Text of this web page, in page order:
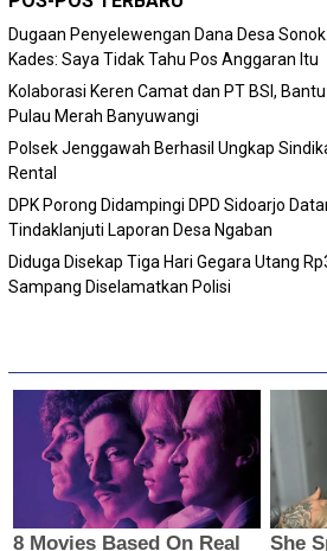
Dugaan Penyelewengan Dana Desa
Kades: Saya Tidak Tahu Pos Anggaran Itu
Kolaborasi Keren Camat dan PT BSI,
Pulau Merah Banyuwangi
Polsek Jenggawah Berhasil Ungkap
Rental
DPK Porong Didampingi DPD Sidoarjo
Tindaklanjuti Laporan Desa Ngaban
Diduga Disekap Tiga Hari Gegara Utang
Sampang Diselamatkan Polisi